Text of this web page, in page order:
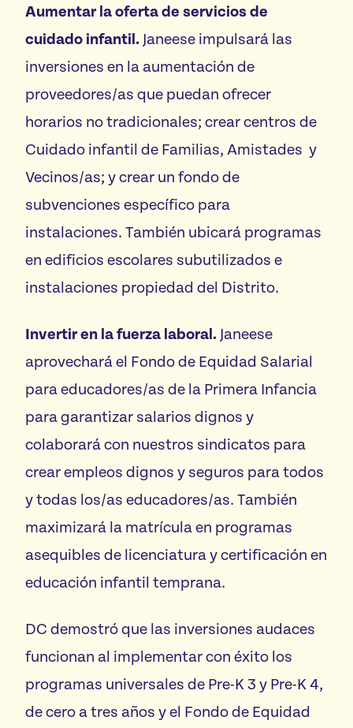
Aumentar la oferta de servicios de
cuidado infantil. Janeese impulsará las
inversiones en la aumentación de
proveedores/as que puedan ofrecer
horarios no tradicionales; crear centros de
Cuidado infantil de Familias, Amistades y
Vecinos/as; y crear un fondo de
subvenciones específico para
instalaciones. También ubicará programas
en edificios escolares subutilizados e
instalaciones propiedad del Distrito.
Invertir en la fuerza laboral. Janeese
aprovechará el Fondo de Equidad Salarial
para educadores/as de la Primera Infancia
para garantizar salarios dignos y
colaborará con nuestros sindicatos para
crear empleos dignos y seguros para todos
y todas los/as educadores/as. También
maximizará la matrícula en programas
asequibles de licenciatura y certificación en
educación infantil temprana.
DC demostró que las inversiones audaces
funcionan al implementar con éxito los
programas universales de Pre-K 3 y Pre-K 4,
de cero a tres años y el Fondo de Equidad